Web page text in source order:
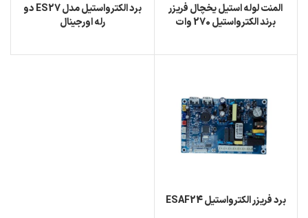
المنت لوله استیل یخچال فریزر
برند الکترواستیل 270 وات
برد الکترواستیل مدل ES27 دو
رله اورجینال
برد فریزر الکترواستیل ESAF24